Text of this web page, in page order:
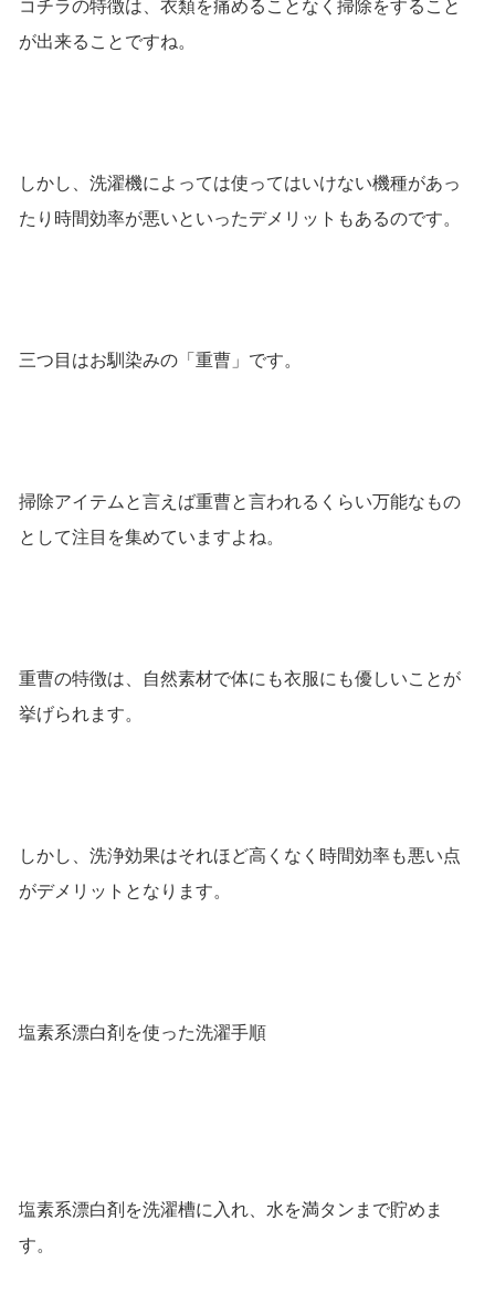
コチラの特徴は、衣類を痛めることなく掃除をすること
が出来ることですね。
しかし、洗濯機によっては使ってはいけない機種があっ
たり時間効率が悪いといったデメリットもあるのです。
三つ目はお馴染みの「重曹」です。
掃除アイテムと言えば重曹と言われるくらい万能なもの
として注目を集めていますよね。
重曹の特徴は、自然素材で体にも衣服にも優しいことが
挙げられます。
しかし、洗浄効果はそれほど高くなく時間効率も悪い点
がデメリットとなります。
塩素系漂白剤を使った洗濯手順
塩素系漂白剤を洗濯槽に入れ、水を満タンまで貯めま
す。